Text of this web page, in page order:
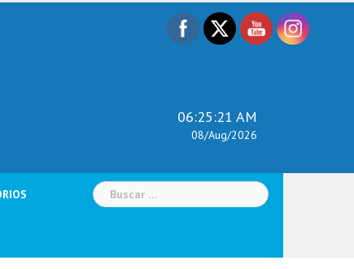
06:25:22 AM
08/Aug/2026
Buscar: